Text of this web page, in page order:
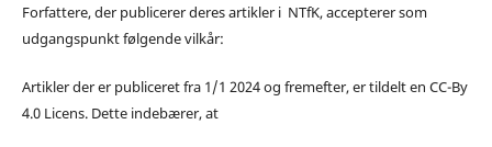
Forfattere, der publicerer deres artikler i NTfK, accepterer som
udgangspunkt følgende vilkår:
Artikler der er publiceret fra 1/1 2024 og fremefter, er tildelt en CC-By
4.0 Licens. Dette indebærer, at